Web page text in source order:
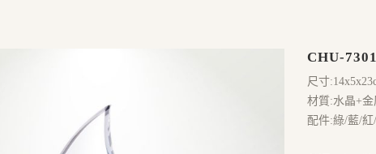
CHU-
尺寸
材質:水晶+金
配件:綠/藍/紅